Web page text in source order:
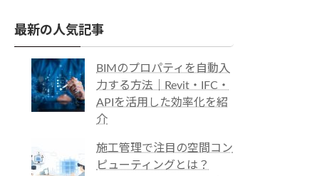
最新の人気記事
BIMのプロパティを自動入
力する方法｜Revit・IFC・
APIを活用した効率化を紹
介
施工管理で注目の空間コン
ピューティングとは？